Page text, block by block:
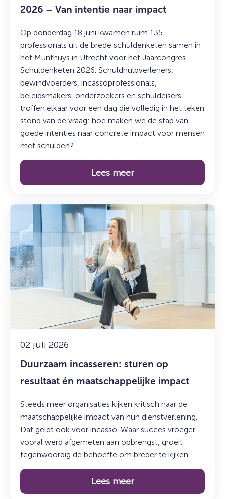
2026 – Van intentie naar impact
Op donderdag 18 juni kwamen ruim 135
professionals uit de brede schuldenketen samen in
het Munthuys in Utrecht voor het Jaarcongres
Schuldenketen 2026. Schuldhulpverleners,
bewindvoerders, incassoprofessionals,
beleidsmakers, onderzoekers en schuldeisers
troffen elkaar voor een dag die volledig in het teken
stond van de vraag: hoe maken we de stap van
goede intenties naar concrete impact voor mensen
met schulden?
Lees meer
02 juli 2026
Duurzaam incasseren: sturen op
resultaat én maatschappelijke impact
Steeds meer organisaties kijken kritisch naar de
maatschappelijke impact van hun dienstverlening.
Dat geldt ook voor incasso. Waar succes vroeger
vooral werd afgemeten aan opbrengst, groeit
tegenwoordig de behoefte om breder te kijken.
Lees meer
Lees
over:
Duurzaam
incasseren:
sturen
op
resultaat
impact